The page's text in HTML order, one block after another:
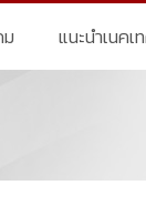
แนะนำเนคเ